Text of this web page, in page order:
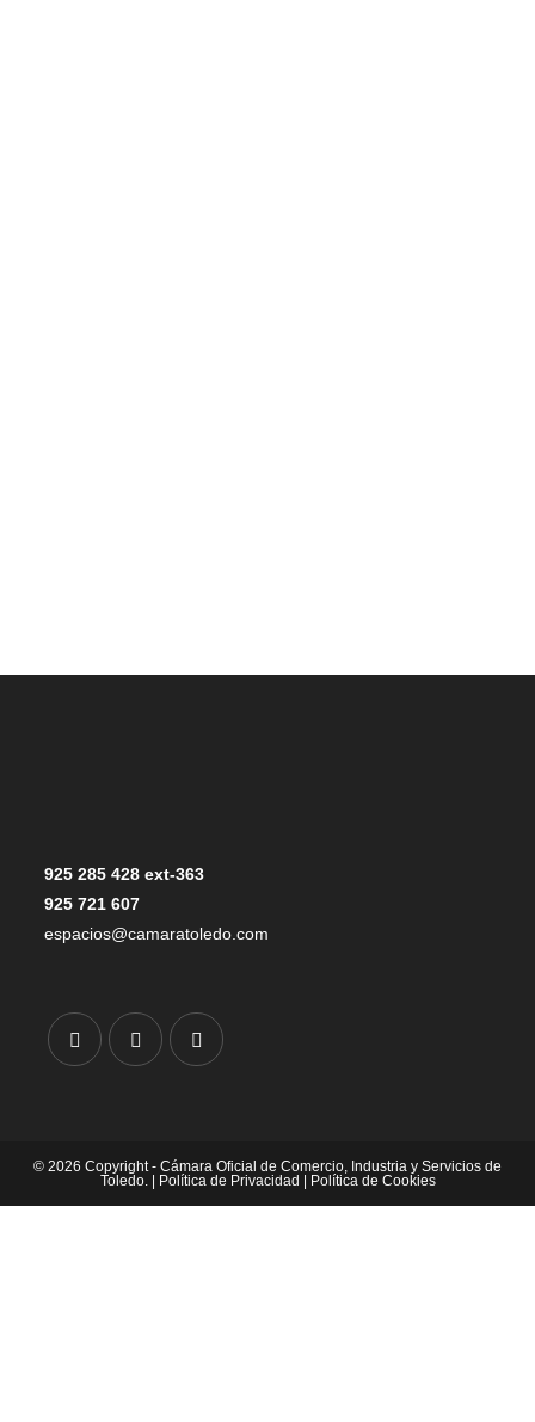
925 285 428 ext-363
925 721 607
espacios@camaratoledo.com
© 2026 Copyright - Cámara Oficial de Comercio, Industria y Servicios de
Toledo. | Política de Privacidad | Política de Cookies